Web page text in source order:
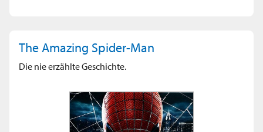
The Amazing Spider-Man
Die nie erzählte Geschichte.